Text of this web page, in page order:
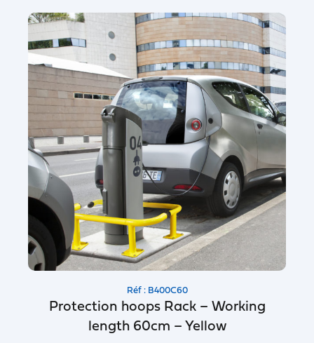
Réf : B400C60
Protection hoops Rack – Working
length 60cm – Yellow